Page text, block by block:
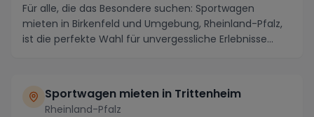
Für alle, die das Besondere suchen: Sportwagen
mieten in Birkenfeld und Umgebung, Rheinland-Pfalz,
ist die perfekte Wahl für unvergessliche Erlebnisse...
Sportwagen mieten in Trittenheim
Rheinland-Pfalz